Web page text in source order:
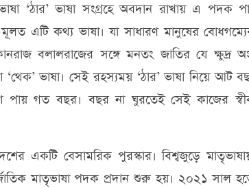
‘ঠার’ ভাষা সংগ্রহে অবদান রাখায় এ পদক
এটি কথ্য ভাষা। যা সাধারণ মানুষের বোধগম্যের
বলালরাজের সঙ্গে মনতং জাতির যে ক্ষুদ্র
‘থেক’ ভাষা। সেই রহস্যময় ‘ঠার’ ভাষা নিয়ে আট
পায় গত বছর। বছর না ঘুরতেই সেই কাজের
একটি বেসামরিক পুরস্কার। বিশ্বজুড়ে
মাতৃভাষা পদক প্রদান শুরু হয়। ২০২১ সাল